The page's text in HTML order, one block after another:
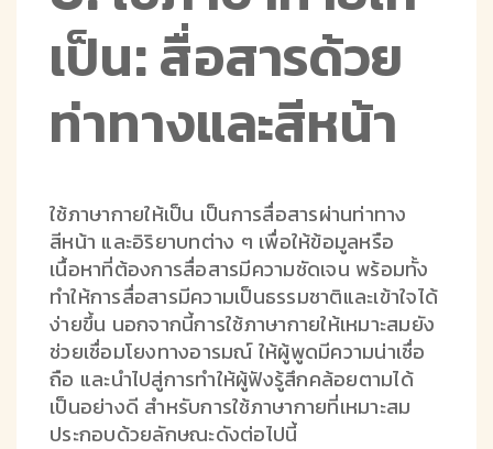
เป็น: สื่อสารด้วย
ท่าทางและสีหน้า
ใช้ภาษากายให้เป็น เป็นการสื่อสารผ่านท่าทาง
สีหน้า และอิริยาบทต่าง ๆ เพื่อให้ข้อมูลหรือ
เนื้อหาที่ต้องการสื่อสารมีความชัดเจน พร้อมทั้ง
ทำให้การสื่อสารมีความเป็นธรรมชาติและเข้าใจได้
ง่ายขึ้น นอกจากนี้การใช้ภาษากายให้เหมาะสมยัง
ช่วยเชื่อมโยงทางอารมณ์ ให้ผู้พูดมีความน่าเชื่อ
ถือ และนำไปสู่การทำให้ผู้ฟังรู้สึกคล้อยตามได้
เป็นอย่างดี สำหรับการใช้ภาษากายที่เหมาะสม
ประกอบด้วยลักษณะดังต่อไปนี้